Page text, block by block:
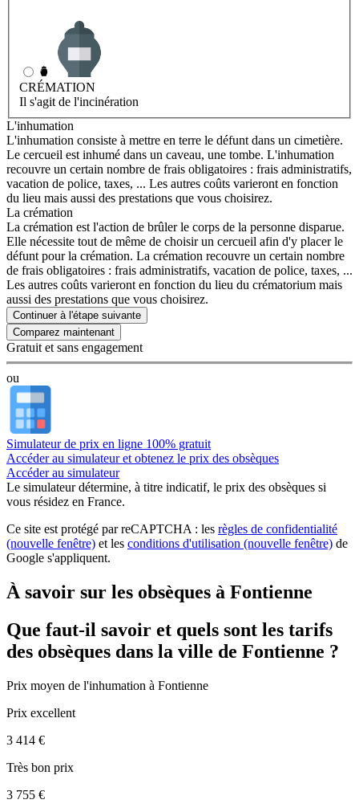
CRÉMATION
Il s'agit de l'incinération
L'inhumation
L'inhumation consiste à mettre en terre le défunt dans un cimetière.
Le cercueil est inhumé dans un caveau, une tombe. L'inhumation
recouvre un certain nombre de frais obligatoires : frais administratifs,
vacation de police, taxes, ... Les autres coûts varieront en fonction
du lieu mais aussi des prestations que vous choisirez.
La crémation
La crémation est l'action de brûler le corps de la personne disparue.
Elle nécessite tout de même de choisir un cercueil afin d'y placer le
défunt pour la crémation. La crémation recouvre un certain nombre
de frais obligatoires : frais administratifs, vacation de police, taxes, ...
Les autres coûts varieront en fonction du lieu du crématorium mais
aussi des prestations que vous choisirez.
Continuer à l'étape suivante
Gratuit et sans engagement
ou
Simulateur de prix en ligne 100% gratuit
Accéder au simulateur et obtenez le prix des obsèques
Accéder au simulateur
Le simulateurdétermine, à titre indicatif, le prix des obsèques si
vous résidez en France.
Ce site est protégé par reCAPTCHA : les règles de confidentialité
(nouvelle fenêtre) et les conditions d'utilisation (nouvelle fenêtre) de
Google s'appliquent.
À savoir sur les obsèques à Fontienne
Que faut-il savoir et quels sont les tarifs
des obsèques dans la ville de Fontienne ?
Prix moyen de l'inhumation à Fontienne
Prix excellent
3 414 €
Très bon prix
3 755 €